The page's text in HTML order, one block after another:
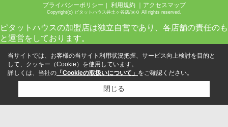
プライバシーポリシー ｜ 利用規約 ｜アクセスマップ
Copyright(c) ピタットハウス井土ヶ谷店/㈱０ All rights reserved.
ピタットハウスの加盟店は独立自営であり、各店舗の責任のも
と運営をしております。
当サイトでは、お客様の当サイト利用状況把握、サービス向上検討を目的と
して、クッキー（Cookie）を使用しています。
詳しくは、当社の 「Cookieの取扱いについて」 をご確認ください。
閉じる